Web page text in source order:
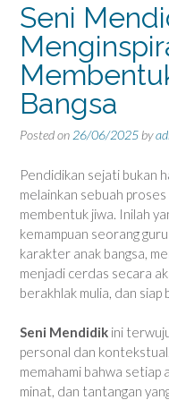
Seni
Bangsa
Posted on 26/06/2025 by
Pendidikan sejati bukan
melainkan sebuah
membentuk jiwa. Inilah
kemampuan seorang
karakter anak bangsa,
menjadi cerdas secara
berakhlak mulia, dan
Seni Mendidik ini
personal dan
memahami bahwa setiap
minat, dan tantangan